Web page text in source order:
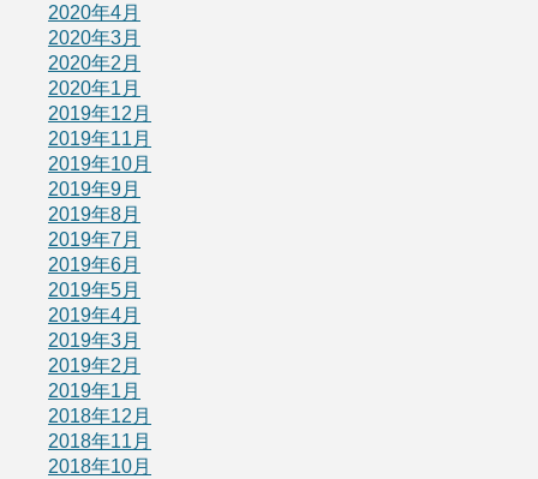
2020年4月
2020年3月
2020年2月
2020年1月
2019年12月
2019年11月
2019年10月
2019年9月
2019年8月
2019年7月
2019年6月
2019年5月
2019年4月
2019年3月
2019年2月
2019年1月
2018年12月
2018年11月
2018年10月